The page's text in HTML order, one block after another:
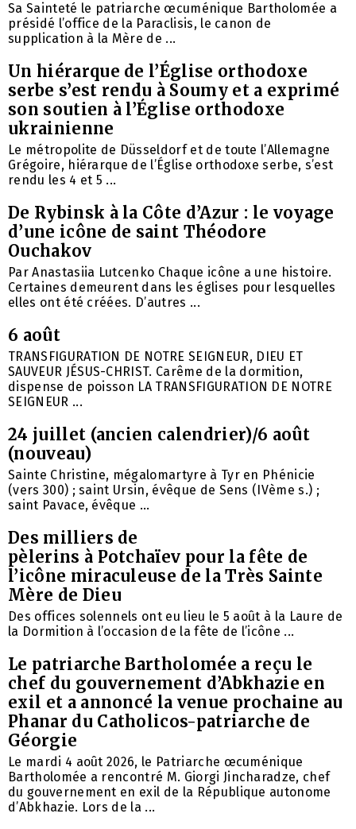
Sa Sainteté le patriarche œcuménique Bartholomée a
présidé l’office de la Paraclisis, le canon de
supplication à la Mère de ...
Un hiérarque de l’Église orthodoxe
serbe s’est rendu à Soumy et a exprimé
son soutien à l’Église orthodoxe
ukrainienne
Le métropolite de Düsseldorf et de toute l’Allemagne
Grégoire, hiérarque de l’Église orthodoxe serbe, s’est
rendu les 4 et 5 ...
De Rybinsk à la Côte d’Azur : le voyage
d’une icône de saint Théodore
Ouchakov
Par Anastasiia Lutcenko Chaque icône a une histoire.
Certaines demeurent dans les églises pour lesquelles
elles ont été créées. D’autres ...
6 août
TRANSFIGURATION DE NOTRE SEIGNEUR, DIEU ET
SAUVEUR JÉSUS-CHRIST. Carême de la dormition,
dispense de poisson LA TRANSFIGURATION DE NOTRE
SEIGNEUR ...
24 juillet (ancien calendrier)/6 août
(nouveau)
Sainte Christine, mégalomartyre à Tyr en Phénicie
(vers 300) ; saint Ursin, évêque de Sens (IVème s.) ;
saint Pavace, évêque ...
Des milliers de
pèlerins à Potchaïev pour la fête de
l’icône miraculeuse de la Très Sainte
Mère de Dieu
Des offices solennels ont eu lieu le 5 août à la Laure de
la Dormition à l’occasion de la fête de l’icône ...
Le patriarche Bartholomée a reçu le
chef du gouvernement d’Abkhazie en
exil et a annoncé la venue prochaine au
Phanar du Catholicos-patriarche de
Géorgie
Le mardi 4 août 2026, le Patriarche œcuménique
Bartholomée a rencontré M. Giorgi Jincharadze, chef
du gouvernement en exil de la République autonome
d’Abkhazie. Lors de la ...